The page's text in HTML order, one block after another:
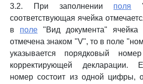
3.2. При заполнении поля
соответствующая ячейка
в поле "Вид документа" ячейка
отмечена знаком "V", то в поле
указывается порядковый
корректирующей декларации.
номер состоит из одной цифры,